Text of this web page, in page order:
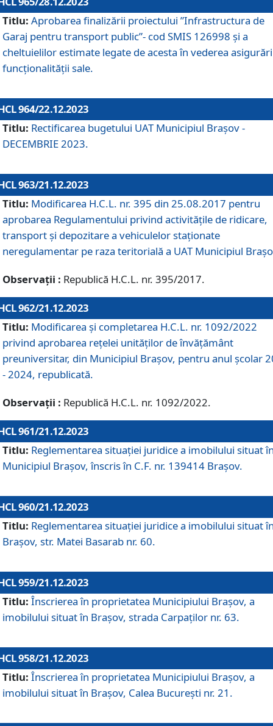
Titlu: Aprobarea finalizării proiectului ”Infrastructura de
Garaj pentru transport public”- cod SMIS 126998 și a
cheltuielilor estimate legate de acesta în vederea
funcționalității sale.
964/22.12.2023
Titlu: Rectificarea bugetului UAT Municipiul Braşov -
DECEMBRIE 2023.
963/21.12.2023
Titlu: Modificarea H.C.L. nr. 395 din 25.08.2017 pentru
aprobarea Regulamentului privind activitățile de ridicare,
transport şi depozitare a vehiculelor staționate
neregulamentar pe raza teritorială a UAT Municipiul
Observații : Republică H.C.L. nr. 395/2017.
962/21.12.2023
Titlu: Modificarea și completarea H.C.L. nr. 1092/2022
privind aprobarea rețelei unităților de învăţământ
preuniversitar, din Municipiul Braşov, pentru anul școlar
- 2024, republicată.
Observații : Republică H.C.L. nr. 1092/2022.
961/21.12.2023
Titlu: Reglementarea situației juridice a imobilului situat
Municipiul Brașov, înscris în C.F. nr. 139414 Brașov.
960/21.12.2023
Titlu: Reglementarea situației juridice a imobilului situat
Brașov, str. Matei Basarab nr. 60.
959/21.12.2023
Titlu: Înscrierea în proprietatea Municipiului Brașov, a
imobilului situat în Brașov, strada Carpaților nr. 63.
958/21.12.2023
Titlu: Înscrierea în proprietatea Municipiului Brașov, a
imobilului situat în Brașov, Calea București nr. 21.